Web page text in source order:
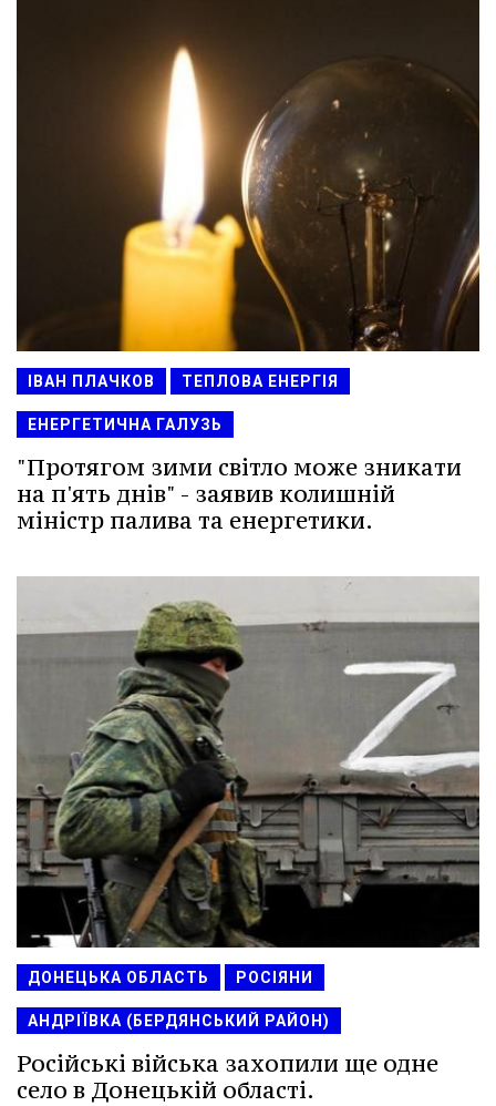
ІВАН ПЛАЧКОВ ТЕПЛОВА ЕНЕРГІЯ
ЕНЕРГЕТИЧНА ГАЛУЗЬ
"Протягом зими світло може зникати
на п'ять днів" - заявив колишній
міністр палива та енергетики.
ДОНЕЦЬКА ОБЛАСТЬ РОСІЯНИ
АНДРІЇВКА (БЕРДЯНСЬКИЙ РАЙОН)
Російські війська захопили ще одне
село в Донецькій області.